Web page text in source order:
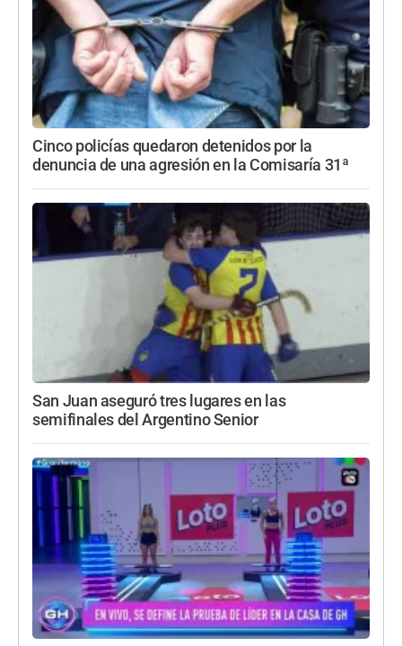
Cinco policías quedaron detenidos por la
denuncia de una agresión en la Comisaría 31ª
San Juan aseguró tres lugares en las
semifinales del Argentino Senior